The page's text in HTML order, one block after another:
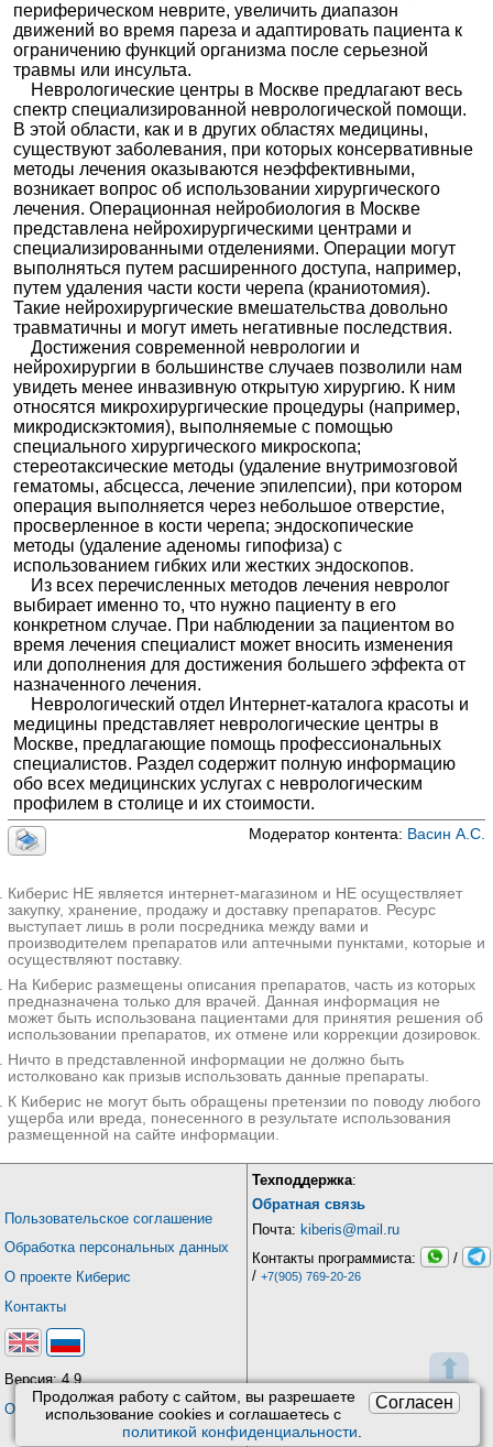
⬆
Согласен
Продолжая работу с сайтом, вы разрешаете
использование сookies и соглашаетесь с
политикой конфиденциальности.
периферическом неврите, увеличить диапазон
движений во время пареза и адаптировать пациента к
ограничению функций организма после серьезной
травмы или инсульта.
Неврологические центры в Москве предлагают весь
спектр специализированной неврологической помощи.
В этой области, как и в других областях медицины,
существуют заболевания, при которых консервативные
методы лечения оказываются неэффективными,
возникает вопрос об использовании хирургического
лечения. Операционная нейробиология в Москве
представлена нейрохирургическими центрами и
специализированными отделениями. Операции могут
выполняться путем расширенного доступа, например,
путем удаления части кости черепа (краниотомия).
Такие нейрохирургические вмешательства довольно
травматичны и могут иметь негативные последствия.
Достижения современной неврологии и
нейрохирургии в большинстве случаев позволили нам
увидеть менее инвазивную открытую хирургию. К ним
относятся микрохирургические процедуры (например,
микродискэктомия), выполняемые с помощью
специального хирургического микроскопа;
стереотаксические методы (удаление внутримозговой
гематомы, абсцесса, лечение эпилепсии), при котором
операция выполняется через небольшое отверстие,
просверленное в кости черепа; эндоскопические
методы (удаление аденомы гипофиза) с
использованием гибких или жестких эндоскопов.
Из всех перечисленных методов лечения невролог
выбирает именно то, что нужно пациенту в его
конкретном случае. При наблюдении за пациентом во
время лечения специалист может вносить изменения
или дополнения для достижения большего эффекта от
назначенного лечения.
Неврологический отдел Интернет-каталога красоты и
медицины представляет неврологические центры в
Москве, предлагающие помощь профессиональных
специалистов. Раздел содержит полную информацию
обо всех медицинских услугах с неврологическим
профилем в столице и их стоимости.
Модератор контента: Васин А.С.
Киберис НЕ является интернет-магазином и НЕ осуществляет
закупку, хранение, продажу и доставку препаратов. Ресурс
выступает лишь в роли посредника между вами и
производителем препаратов или аптечными пунктами, которые и
осуществляют поставку.
На Киберис размещены описания препаратов, часть из которых
предназначена только для врачей. Данная информация не
может быть использована пациентами для принятия решения об
использовании препаратов, их отмене или коррекции дозировок.
Ничто в представленной информации не должно быть
истолковано как призыв использовать данные препараты.
К Киберис не могут быть обращены претензии по поводу любого
ущерба или вреда, понесенного в результате использования
размещенной на сайте информации.
Пользовательское соглашение
Обработка персональных данных
О проекте Киберис
Контакты
Версия: 4.9
Обновления
Техподдержка:
Обратная связь
Почта: kiberis@mail.ru
Контакты программиста:
/
/ +7(905) 769-20-26